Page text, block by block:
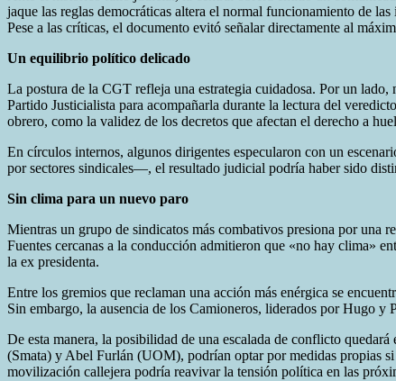
jaque las reglas democráticas altera el normal funcionamiento de
Pese a las críticas, el documento evitó señalar directamente al
Un equilibrio político delicado
La postura de la CGT refleja una estrategia cuidadosa. Por un
Partido Justicialista para acompañarla durante la lectura del
obrero, como la validez de los decretos que afectan el derecho a
En círculos internos, algunos dirigentes especularon con un
por sectores sindicales—, el resultado judicial podría haber sido
Sin clima para un nuevo paro
Mientras un grupo de sindicatos más combativos presiona por una
Fuentes cercanas a la conducción admitieron que «no hay clima»
la ex presidenta.
Entre los gremios que reclaman una acción más enérgica se
Sin embargo, la ausencia de los Camioneros, liderados por Hugo
De esta manera, la posibilidad de una escalada de conflicto
(Smata) y Abel Furlán (UOM), podrían optar por medidas propias
movilización callejera podría reavivar la tensión política en las